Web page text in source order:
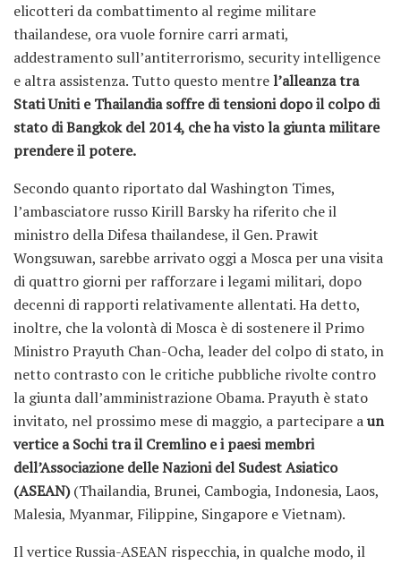
elicotteri da combattimento al regime militare
thailandese, ora vuole fornire carri armati,
addestramento sull’antiterrorismo, security intelligence
e altra assistenza. Tutto questo mentrel’alleanza tra
Stati Uniti e Thailandia soffre di tensioni dopo il colpo di
stato di Bangkok del 2014, che ha visto la giunta militare
prendere il potere.
Secondo quanto riportato dal Washington Times,
l’ambasciatore russo Kirill Barsky ha riferito che il
ministro della Difesa thailandese, il Gen. Prawit
Wongsuwan, sarebbe arrivato oggi a Mosca per una visita
di quattro giorni per rafforzare i legami militari, dopo
decenni di rapporti relativamente allentati. Ha detto,
inoltre, che la volontà di Mosca è di sostenere il Primo
Ministro Prayuth Chan-Ocha, leader del colpo di stato, in
netto contrasto con le critiche pubbliche rivolte contro
la giunta dall’amministrazione Obama.Prayuth è stato
invitato, nel prossimo mese di maggio, a partecipare aun
vertice a Sochi tra il Cremlino e i paesi membri
dell’Associazione delle Nazioni del Sudest Asiatico
(ASEAN)(Thailandia, Brunei, Cambogia, Indonesia, Laos,
Malesia, Myanmar, Filippine, Singapore e Vietnam).
Il vertice Russia-ASEAN rispecchia, in qualche modo, il